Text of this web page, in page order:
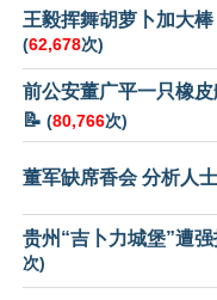
王毅挥舞胡萝卜加大
(62,678次)
前公安董广平一只橡
📝 (80,766次)
董军缺席香会 分析人
贵州“吉卜力城堡”遭
次)